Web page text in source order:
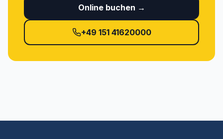
Online buchen →
+49 151 41620000